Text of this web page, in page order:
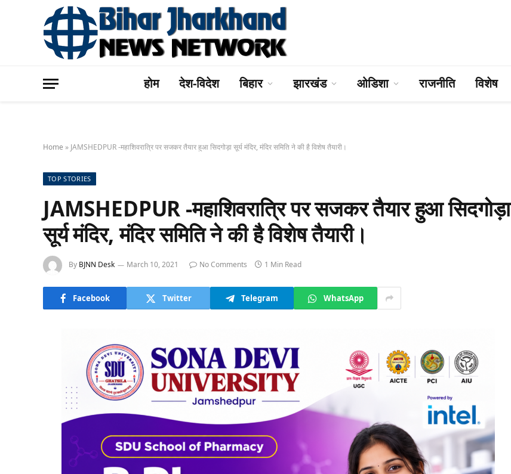
होम देश-विदेश बिहार झारखंड ओडिशा राजनीति विशेष
Home » JAMSHEDPUR -महाशिवरात्रि पर सजकर तैयार हुआ सिदगोड़ा सूर्य मंदिर, मंदिर समिति ने की है विशेष तैयारी।
TOP STORIES
JAMSHEDPUR -महाशिवरात्रि पर सजकर तैयार हुआ सिदगोड़ा
सूर्य मंदिर, मंदिर समिति ने की है विशेष तैयारी।
By BJNN Desk March 10, 2021 No Comments 1 Min Read
Facebook Twitter Telegram WhatsApp